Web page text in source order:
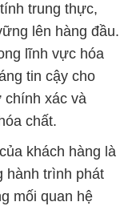
trung thực,
lên hàng đầu.
lĩnh vực hóa
tin cậy cho
chính xác và
chất.
khách hàng là
hành trình phát
mối quan hệ